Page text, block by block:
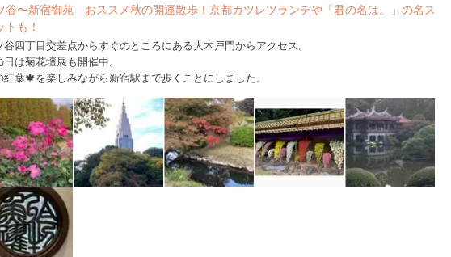
谷〜新宿御苑 おススメ秋の開運散歩！京都カツレツランチや「君の名は。」の名ス
トも！
谷四丁目交差点からすぐのところにある大木戸門からアクセス。
日は菊花壇展も開催中。
紅葉🍁を楽しみながら新宿駅まで歩くことにしました。